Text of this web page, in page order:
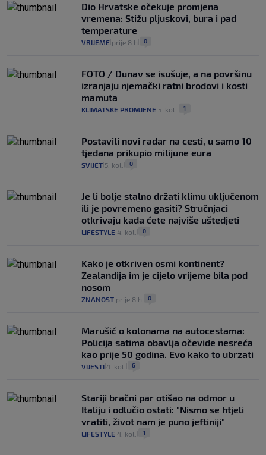
Dio Hrvatske očekuje promjena
vremena: Stižu pljuskovi, bura i pad
temperature
VRIJEME prije 8 h 0
FOTO / Dunav se isušuje, a na površinu
izranjaju njemački ratni brodovi i kosti
mamuta
KLIMATSKE PROMJENE 5. kol. 1
Postavili novi radar na cesti, u samo 10
tjedana prikupio milijune eura
SVIJET 5. kol. 0
Je li bolje stalno držati klimu uključenom
ili je povremeno gasiti? Stručnjaci
otkrivaju kada ćete najviše uštedjeti
LIFESTYLE 4. kol. 0
Kako je otkriven osmi kontinent?
Zealandija im je cijelo vrijeme bila pod
nosom
ZNANOST prije 8 h 0
Marušić o kolonama na autocestama:
Policija satima obavlja očevide nesreća
kao prije 50 godina. Evo kako to ubrzati
VIJESTI 4. kol. 6
Stariji bračni par otišao na odmor u
Italiju i odlučio ostati: "Nismo se htjeli
vratiti, život nam je puno jeftiniji"
LIFESTYLE 4. kol. 1